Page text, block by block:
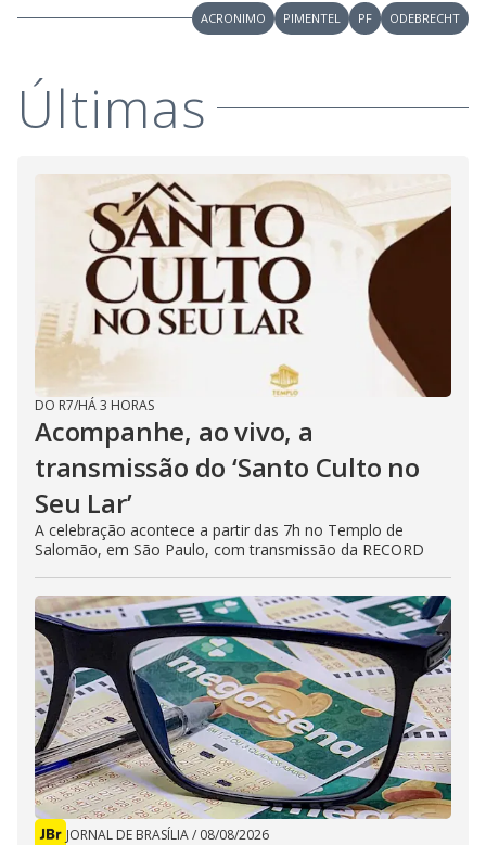
ACRONIMO PIMENTEL PF ODEBRECHT
Últimas
DO R7/HÁ 3 HORAS
Acompanhe, ao vivo, a
transmissão do ‘Santo Culto no
Seu Lar’
A celebração acontece a partir das 7h no Templo de
Salomão, em São Paulo, com transmissão da RECORD
JORNAL DE BRASÍLIA/ 08/08/2026